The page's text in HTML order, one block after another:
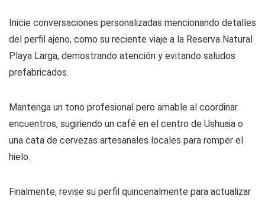
Inicie conversaciones personalizadas mencionando detalles
del perfil ajeno, como su reciente viaje a la Reserva Natural
Playa Larga, demostrando atención y evitando saludos
prefabricados.
Mantenga un tono profesional pero amable al coordinar
encuentros, sugiriendo un café en el centro de Ushuaia o
una cata de cervezas artesanales locales para romper el
hielo.
Finalmente, revise su perfil quincenalmente para actualizar